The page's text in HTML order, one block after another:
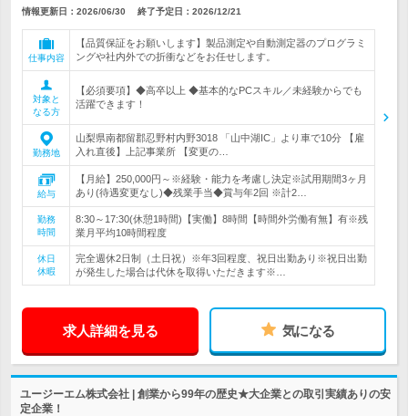
情報更新日：2026/06/30 終了予定日： 2026/12/21
仕事内容
【品質保証をお願いします】製品測定や自動測定器のプログラミ
ングや社内外での折衝などをお任せします。
対象と
なる方
【必須要項】◆高卒以上 ◆基本的なPCスキル／未経験からでも
活躍できます！
勤務地
山梨県南都留郡忍野村内野3018 「山中湖IC」より車で10分 【雇
入れ直後】上記事業所 【変更の…
給与
【月給】250,000円～※経験・能力を考慮し決定※試用期間3ヶ月
あり(待遇変更なし)◆残業手当◆賞与年2回 ※計2…
勤務
時間
8:30～17:30(休憩1時間)【実働】8時間【時間外労働有無】有※残
業月平均10時間程度
休日
休暇
完全週休2日制（土日祝）※年3回程度、祝日出勤あり※祝日出勤
が発生した場合は代休を取得いただきます※…
求人詳細を見る 気になる
ユージーエム株式会社 | 創業から99年の歴史★大企業との取引実績ありの安
定企業！